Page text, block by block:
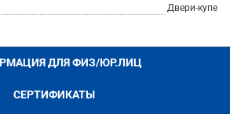
Двери-купе
ДЛЯ ФИЗ/ЮР.ЛИЦ
СЕРТИФИКАТЫ